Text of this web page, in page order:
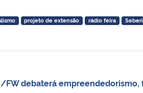
projeto de extensão rádio feira Seberi
FW debaterá